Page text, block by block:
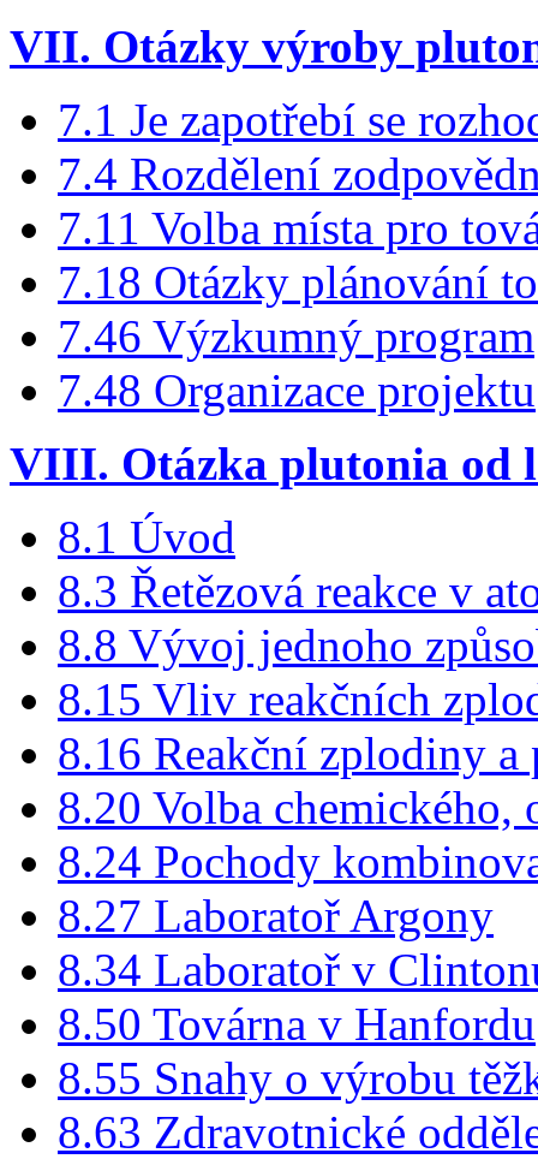
VII. Otázky výroby
7.1 Je zapotřebí se
7.4 Rozdělení
7.11 Volba místa pro
7.18 Otázky plánování
7.46 Výzkumný program
7.48 Organizace projektu
VIII. Otázka plutonia od
8.1 Úvod
8.3 Řetězová reakce v
8.8 Vývoj jednoho
8.15 Vliv reakčních
8.16 Reakční zplodiny
8.20 Volba chemického,
8.24 Pochody
8.27 Laboratoř Argony
8.34 Laboratoř v
8.50 Továrna v Hanfordu
8.55 Snahy o výrobu
8.63 Zdravotnické